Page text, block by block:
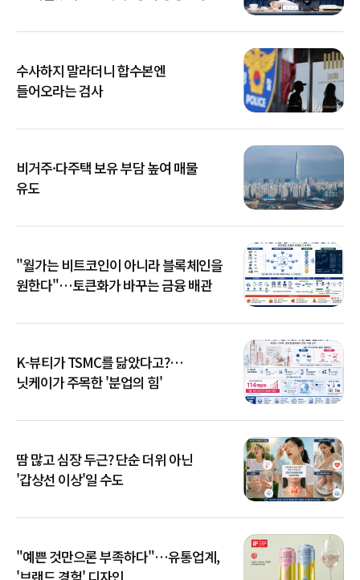
수사하지 말라더니 합수본엔
들어오라는 검사
비거주·다주택 보유 부담 높여 매물
유도
"월가는 비트코인이 아니라 블록체인을
원한다"…토큰화가 바꾸는 금융 배관
K-뷰티가 TSMC를 닮았다고?…
닛케이가 주목한 '분업의 힘'
땀 많고 심장 두근? 단순 더위 아닌
'갑상선 이상'일 수도
"예쁜 것만으론 부족하다"…유통업계,